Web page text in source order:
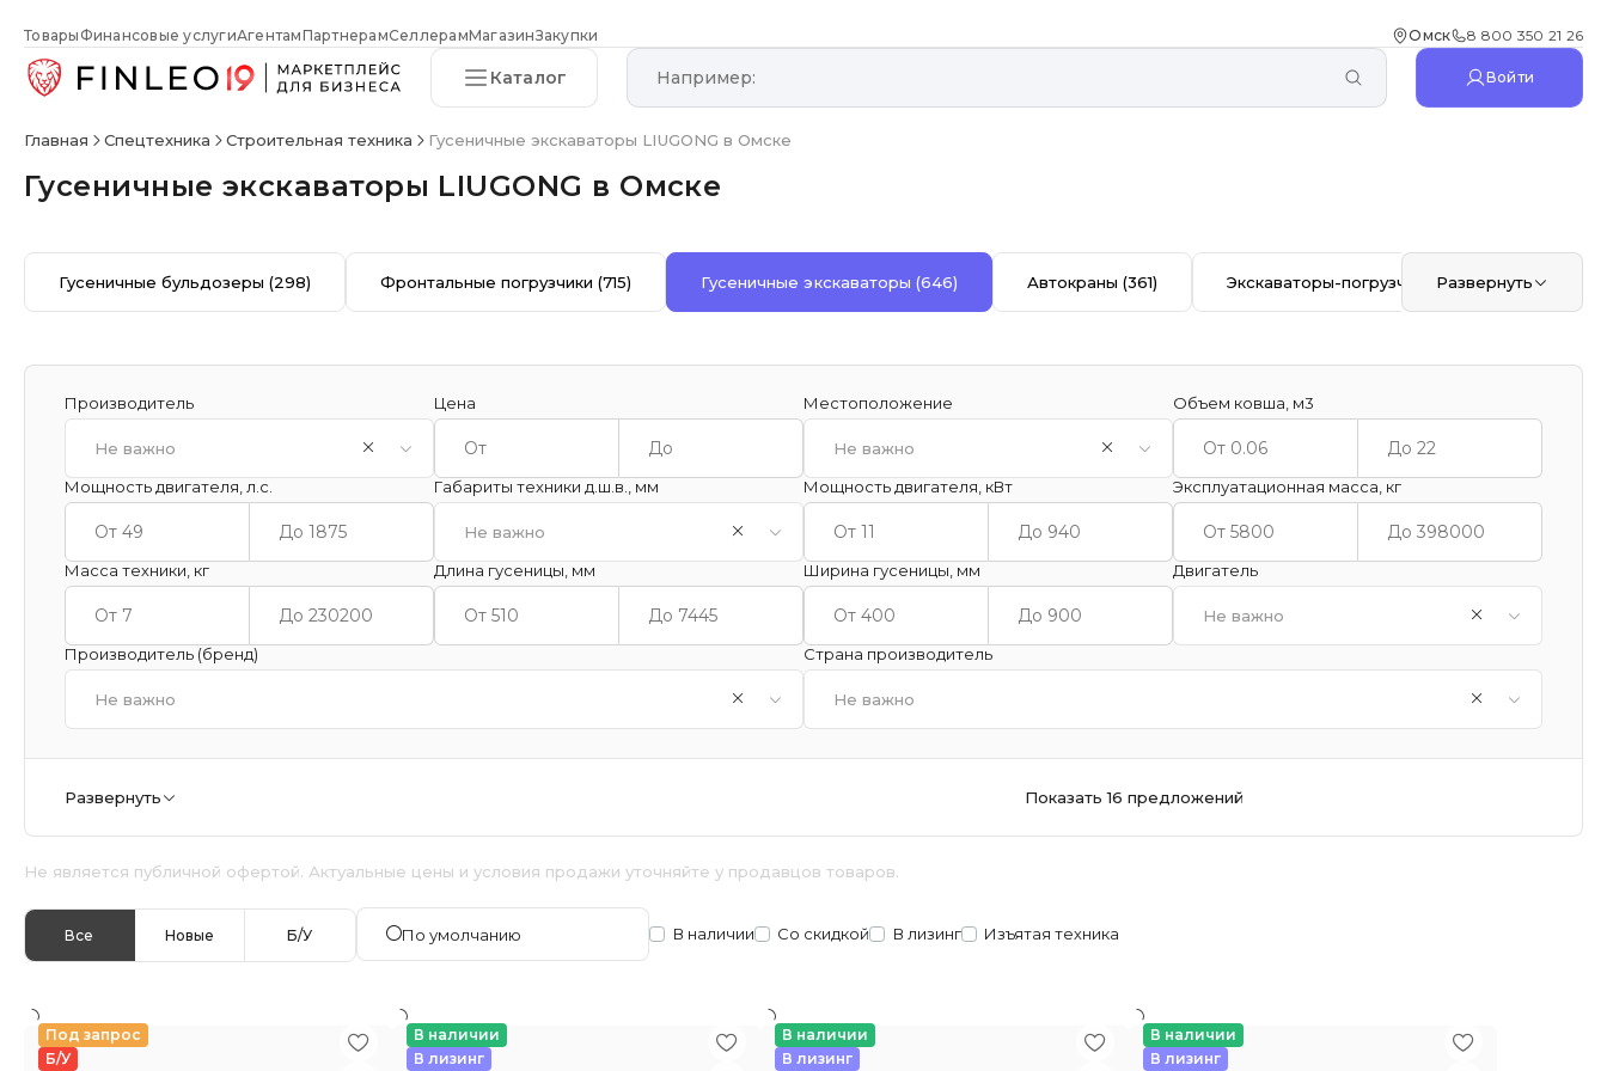
Товары Финансовые услугиАгентамПартнерамСеллерамМагазинЗакупки Омск 8 800 350 21 26
Каталог Войти
Главная Спецтехника Строительная техника Гусеничные экскаваторы LIUGONG в Омске
Гусеничные экскаваторы LIUGONG в Омске
Гусеничные бульдозеры(298) Фронтальные погрузчики(715) Гусеничные экскаваторы (646) Автокраны (361) Экскаваторы-погрузчики(353)
Развернуть
Производитель
Не важно
Цена Местоположение
Не важно
Объем ковша, м3
Мощность двигателя, л.с. Габариты техники д.ш.в., мм
Не важно
Мощность двигателя, кВт Эксплуатационная масса, кг
Масса техники, кг Длина гусеницы, мм Ширина гусеницы, мм Двигатель
Не важно
Производитель (бренд)
Не важно
Страна производитель
Не важно
Развернуть Показать 16 предложений
Не является публичной офертой. Актуальные цены и условия продажи уточняйте у продавцов товаров.
Все Новые Б/У По умолчанию В наличии Со скидкой В лизинг Изъятая техника
Под запрос
Б/У
В наличии
В лизинг
В наличии
В лизинг
В наличии
В лизинг